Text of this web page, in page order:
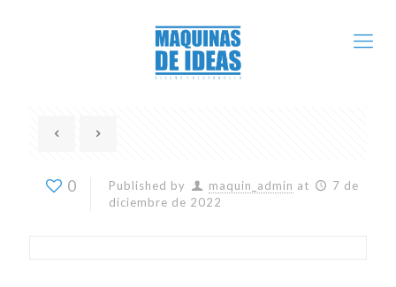
0 Published by maquin_admin at
7 de
diciembre de 2022